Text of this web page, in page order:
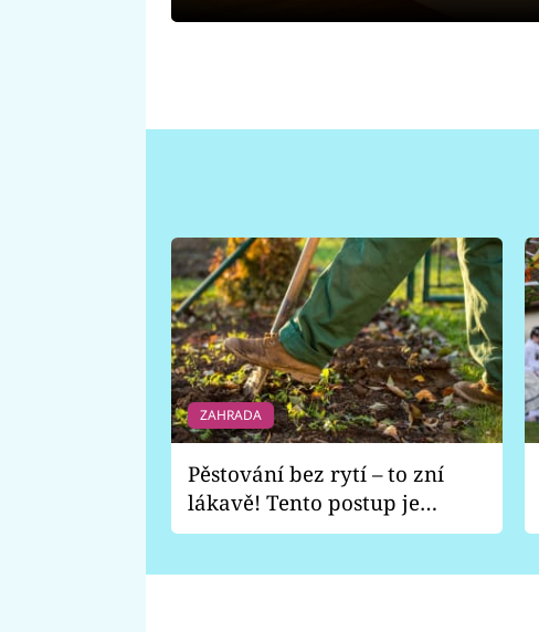
ZAHRADA
Pěstování bez rytí – to zní
lákavě! Tento postup je
vhodný jen pro některé